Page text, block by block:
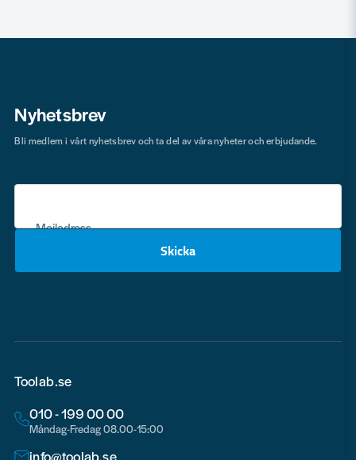
Nyhetsbrev
Mejladress
Skicka
Bli medlem i vårt nyhetsbrev och ta del av våra nyheter och erbjudande.
Toolab.se
010 - 199 00 00
Måndag-Fredag 08.00-15:00
info@toolab.se